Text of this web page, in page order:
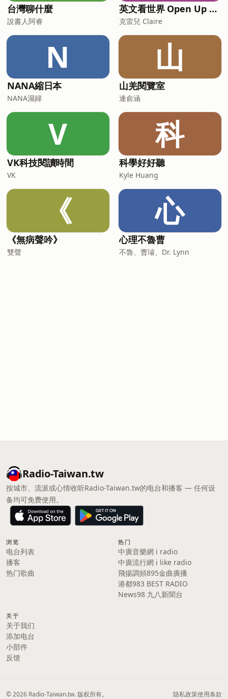
台灣聊什麼
說書人阿睿
英文看世界 Open Up English with Claire
克雷兒 Claire
N
NANA縮日本
NANA濕婦
山
山羌閱覽室
連俞涵
V
VK科技閱讀時間
VK
科
科學好好聽
Kyle Huang
《
《無病聲吟》
雙聲
心
心理不魯曹
不魯、曹璿、Dr. Lynn
Radio-Taiwan.tw
按城市、流派或心情收听Radio-Taiwan.tw的电台和播客 — 任何设
备均可免费使用。
浏览
电台列表
播客
热门歌曲
热门
中廣音樂網 i radio
中廣流行網 i like radio
飛揚調頻895金曲廣播
港都983 BEST RADIO
News98 九八新聞台
关于
关于我们
添加电台
小部件
反馈
© 2026 Radio-Taiwan.tw. 版权所有。 隐私政策使用条款